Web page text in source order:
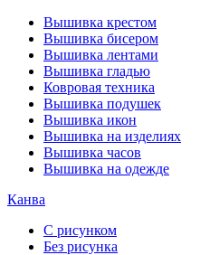
Вышивка крестом
Вышивка бисером
Вышивка лентами
Вышивка гладью
Ковровая техника
Вышивка подушек
Вышивка икон
Вышивка на изделиях
Вышивка часов
Вышивка на одежде
Канва
С рисунком
Без рисунка